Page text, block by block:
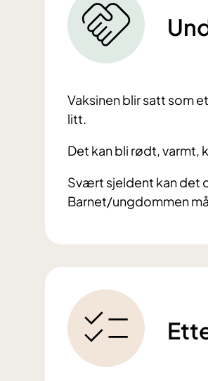
Vaksinen blir satt som
litt.
Det kan bli rødt, varmt,
Svært sjeldent kan det
Barnet/ungdommen